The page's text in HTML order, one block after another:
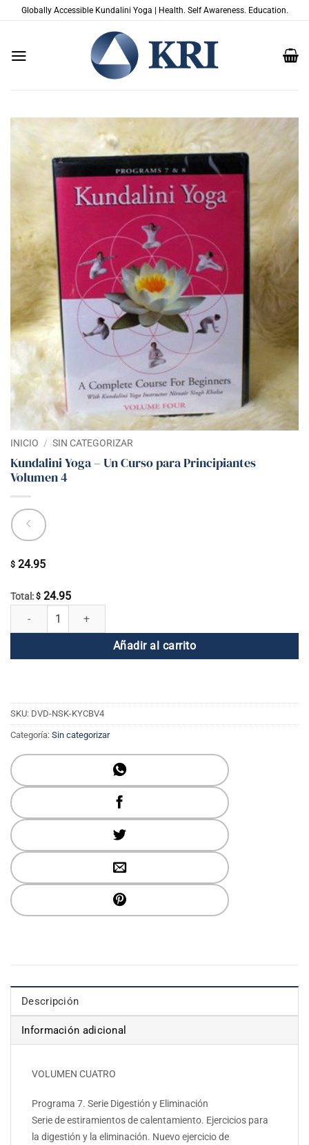
SaltarGlobally Accessible Kundalini Yoga | Health. Self Awareness. Education.
INICIO / SIN CATEGORIZAR
Kundalini Yoga – Un Curso para Principiantes
Volumen 4
$ 24.95
Total: $ 24.95
Kundalini Yoga - Un Curso para Principiantes Volumen 4 cantidad
Añadir al carrito
SKU: DVD-NSK-KYCBV4
Categoría: Sin categorizar
Descripción
Información adicional
VOLUMEN CUATRO
Programa 7. Serie Digestión y Eliminación
Serie de estiramientos de calentamiento. Ejercicios para
la digestión y la eliminación. Nuevo ejercicio de